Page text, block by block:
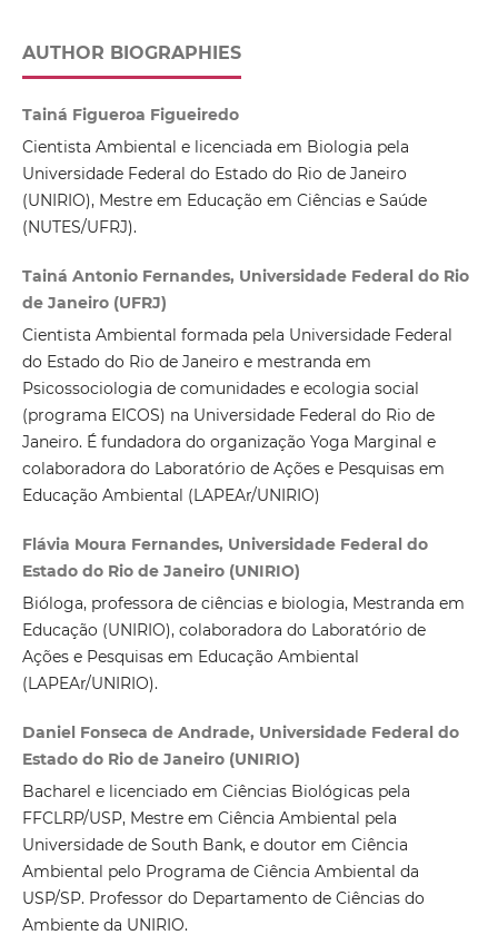
AUTHOR BIOGRAPHIES
Tainá Figueroa Figueiredo
Cientista Ambiental e licenciada em Biologia pela
Universidade Federal do Estado do Rio de Janeiro
(UNIRIO), Mestre em Educação em Ciências e Saúde
(NUTES/UFRJ).
Tainá Antonio Fernandes, Universidade Federal do Rio
de Janeiro (UFRJ)
Cientista Ambiental formada pela Universidade Federal
do Estado do Rio de Janeiro e mestranda em
Psicossociologia de comunidades e ecologia social
(programa EICOS) na Universidade Federal do Rio de
Janeiro. É fundadora do organização Yoga Marginal e
colaboradora do Laboratório de Ações e Pesquisas em
Educação Ambiental (LAPEAr/UNIRIO)
Flávia Moura Fernandes, Universidade Federal do
Estado do Rio de Janeiro (UNIRIO)
Bióloga, professora de ciências e biologia, Mestranda em
Educação (UNIRIO), colaboradora do Laboratório de
Ações e Pesquisas em Educação Ambiental
(LAPEAr/UNIRIO).
Daniel Fonseca de Andrade, Universidade Federal do
Estado do Rio de Janeiro (UNIRIO)
Bacharel e licenciado em Ciências Biológicas pela
FFCLRP/USP, Mestre em Ciência Ambiental pela
Universidade de South Bank, e doutor em Ciência
Ambiental pelo Programa de Ciência Ambiental da
USP/SP. Professor do Departamento de Ciências do
Ambiente da UNIRIO.